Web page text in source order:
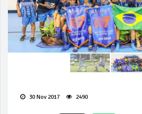
30 Nov 2017 2490